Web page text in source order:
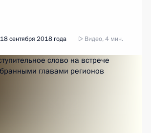
18 сентября 2018 года Видео, 4 мин.